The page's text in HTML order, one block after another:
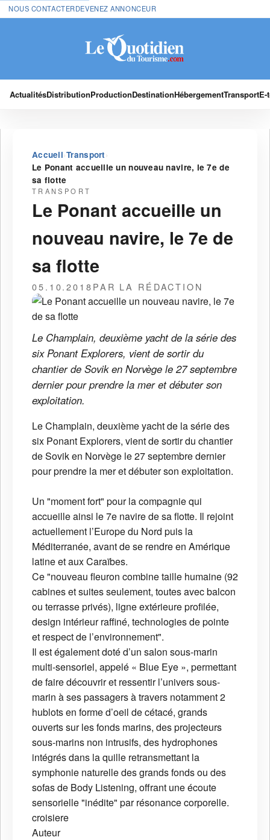
NOUS CONTACTERDEVENEZ ANNONCEUR
ActualitésDistributionProductionDestinationHébergementTransport
Accueil›Transport ›
Le Ponant accueille un nouveau navire, le 7e de
sa flotte
TRANSPORT
Le Ponant accueille un
nouveau navire, le 7e de
sa flotte
05.10.2018PAR LA RÉDACTION
Le Champlain, deuxième yacht de la série des
six Ponant Explorers, vient de sortir du
chantier de Sovik en Norvège le 27 septembre
dernier pour prendre la mer et débuter son
exploitation.
Le Champlain, deuxième yacht de la série des
six Ponant Explorers, vient de sortir du chantier
de Sovik en Norvège le 27 septembre dernier
pour prendre la mer et débuter son exploitation.
Un "moment fort" pour la compagnie qui
accueille ainsi le 7e navire de sa flotte. Il rejoint
actuellement l’Europe du Nord puis la
Méditerranée, avant de se rendre en Amérique
latine et aux Caraïbes.
Ce "nouveau fleuron combine taille humaine (92
cabines et suites seulement, toutes avec balcon
ou terrasse privés), ligne extérieure profilée,
design intérieur raffiné, technologies de pointe
et respect de l’environnement".
Il est également doté d’un salon sous-marin
multi-sensoriel, appelé « Blue Eye », permettant
de faire découvrir et ressentir l’univers sous-
marin à ses passagers à travers notamment 2
hublots en forme d’oeil de cétacé, grands
ouverts sur les fonds marins, des projecteurs
sous-marins non intrusifs, des hydrophones
intégrés dans la quille retransmettant la
symphonie naturelle des grands fonds ou des
sofas de Body Listening, offrant une écoute
sensorielle "inédite" par résonance corporelle.
croisiere
Auteur